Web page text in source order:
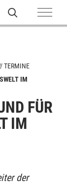
TERMINE
IM
FÜR
IM
der